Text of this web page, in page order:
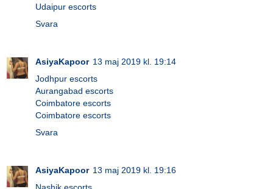
Udaipur escorts
Svara
AsiyaKapoor 13 maj 2019 kl. 19:14
Jodhpur escorts
Aurangabad escorts
Coimbatore escorts
Coimbatore escorts
Svara
AsiyaKapoor 13 maj 2019 kl. 19:16
Nashik escorts